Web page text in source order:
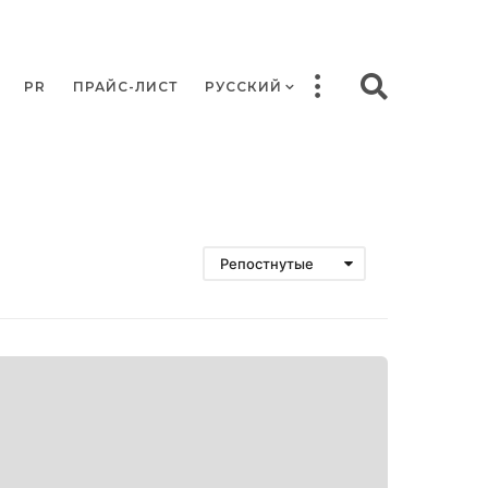
PR ПРАЙС-ЛИСТ РУССКИЙ
Репостнутые